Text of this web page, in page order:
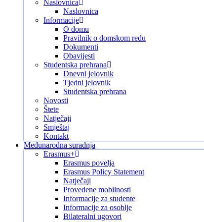
Naslovnica
Naslovnica
Informacije
O domu
Pravilnik o domskom redu
Dokumenti
Obavijesti
Studentska prehrana
Dnevni jelovnik
Tjedni jelovnik
Studentska prehrana
Novosti
Štete
Natječaji
Smještaj
Kontakt
Međunarodna suradnja
Erasmus+
Erasmus povelja
Erasmus Policy Statement
Natječaji
Provedene mobilnosti
Informacije za studente
Informacije za osoblje
Bilateralni ugovori